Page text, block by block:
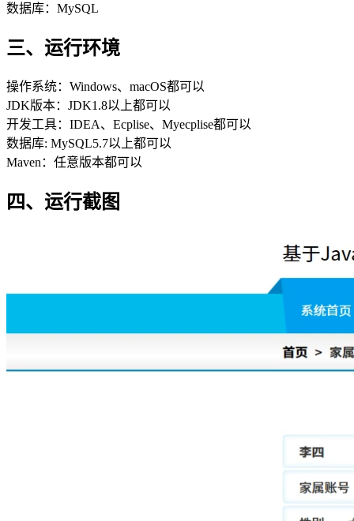
数据库：MySQL
三、运行环境
操作系统：Windows、macOS都可以
JDK版本：JDK1.8以上都可以
开发工具：IDEA、Ecplise、Myecplise都可以
数据库: MySQL5.7以上都可以
Maven：任意版本都可以
四、运行截图